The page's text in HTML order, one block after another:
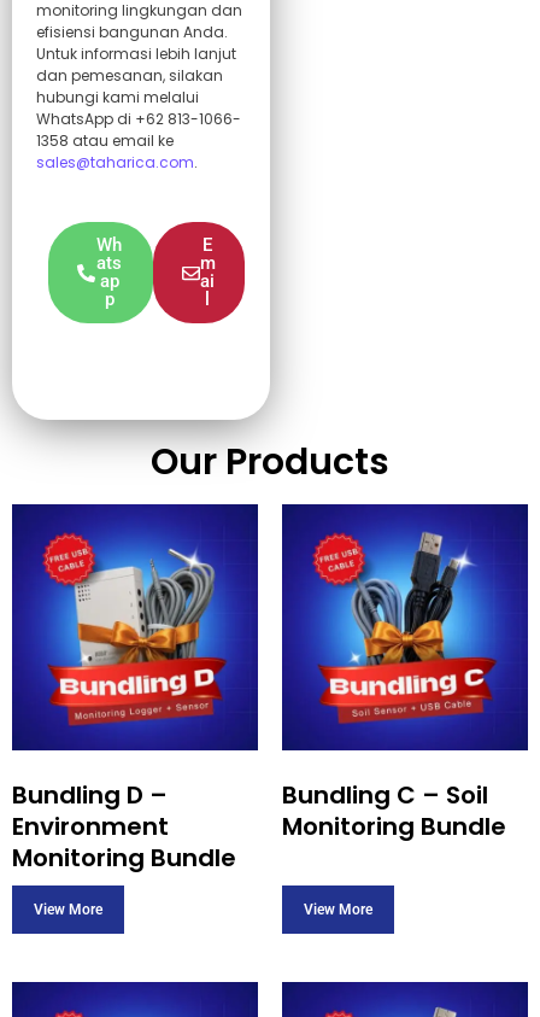
monitoring lingkungan dan
efisiensi bangunan Anda.
Untuk informasi lebih lanjut
dan pemesanan, silakan
hubungi kami melalui
WhatsApp di +62 813-1066-
1358 atau email ke
sales@taharica.com.
Wh
ats
ap
p
E
m
ai
Our Products
Bundling D –
Environment
Monitoring Bundle
Bundling C – Soil
Monitoring Bundle